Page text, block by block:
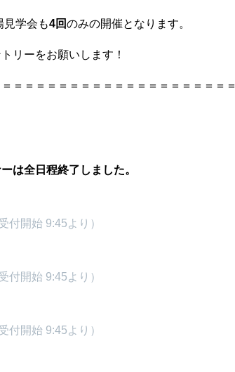
見学会も4回のみの開催となります。
リーをお願いします！
＝＝＝＝＝＝＝＝＝＝＝＝＝＝＝＝＝＝＝
は全日程終了しました。
開始 9:45より）
開始 9:45より）
開始 9:45より）